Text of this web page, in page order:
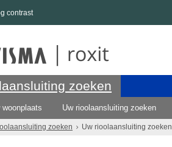
contrast
zoeken
woonplaats Uw rioolaansluiting zoeken
zoeken Uw rioolaansluiting zoeken